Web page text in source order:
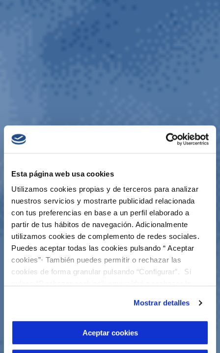
Esta página web usa cookies
Utilizamos cookies propias y de terceros para analizar
nuestros servicios y mostrarte publicidad relacionada
con tus preferencias en base a un perfil elaborado a
partir de tus hábitos de navegación. Adicionalmente
utilizamos cookies de complemento de redes sociales.
Puedes aceptar todas las cookies pulsando “ Aceptar
cookies”· También puedes permitir o rechazar las
cookies de forma granular pulsando “Configurar”. Si
son indispensables para que el sitio web funcione y que
más información en nuestraPolítica de Cookies
Mostrar detalles
Aceptar cookies